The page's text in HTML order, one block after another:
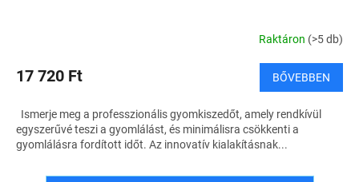
Raktáron (>5 db)
17 720 Ft BŐVEBBEN
Ismerje meg a professzionális gyomkiszedőt, amely rendkívül
egyszerűvé teszi a gyomlálást, és minimálisra csökkenti a
gyomlálásra fordított időt. Az innovatív kialakításnak...